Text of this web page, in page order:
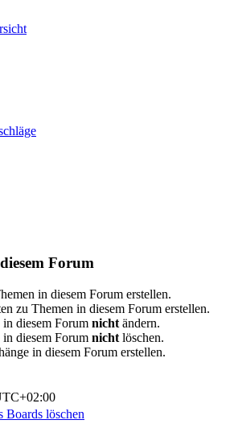
Forum
in diesem Forum erstellen.
zu Themen in diesem Forum erstellen.
diesem Forum nicht ändern.
diesem Forum nicht löschen.
in diesem Forum erstellen.
Boards löschen